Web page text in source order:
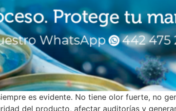
es evidente. No tiene olor fuerte, no
del producto, afectar auditorías y